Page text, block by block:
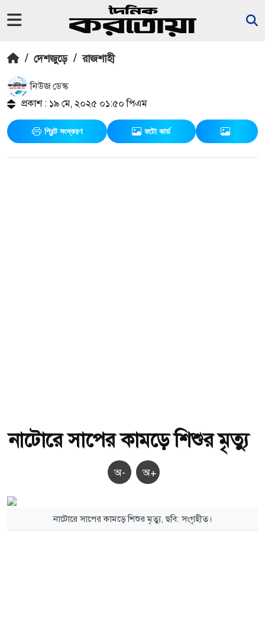
/ দেশজুড়ে / রাজশাহী
নিউজ ডেস্ক
প্রকাশ : ১৯ মে, ২০২৫ ০১:৫০ পিএম
প্রিন্ট সংস্করণ ফটো কার্ড
নাটোরে সাপের কামড়ে শিশুর মৃত্যু
অ- অ+
নাটোরে সাপের কামড়ে শিশুর মৃত্যু, ছবি: সংগৃহীত।